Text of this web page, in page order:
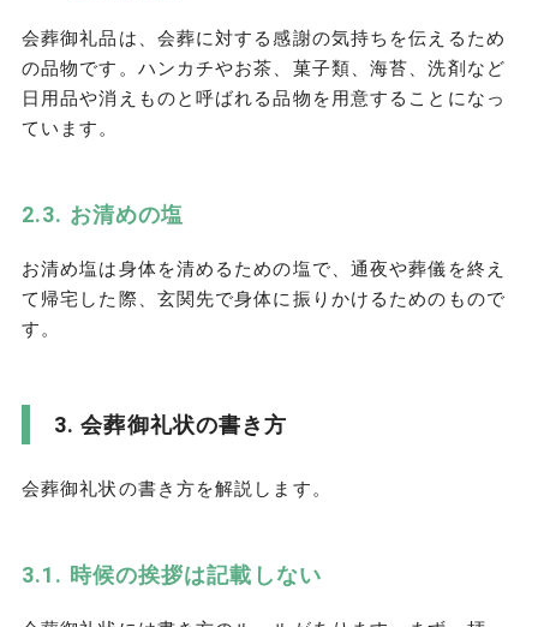
会葬御礼品は、会葬に対する感謝の気持ちを伝えるため
の品物です。ハンカチやお茶、菓子類、海苔、洗剤など
日用品や消えものと呼ばれる品物を用意することになっ
ています。
お清めの塩
お清め塩は身体を清めるための塩で、通夜や葬儀を終え
て帰宅した際、玄関先で身体に振りかけるためのもので
す。
会葬御礼状の書き方
会葬御礼状の書き方を解説します。
時候の挨拶は記載しない